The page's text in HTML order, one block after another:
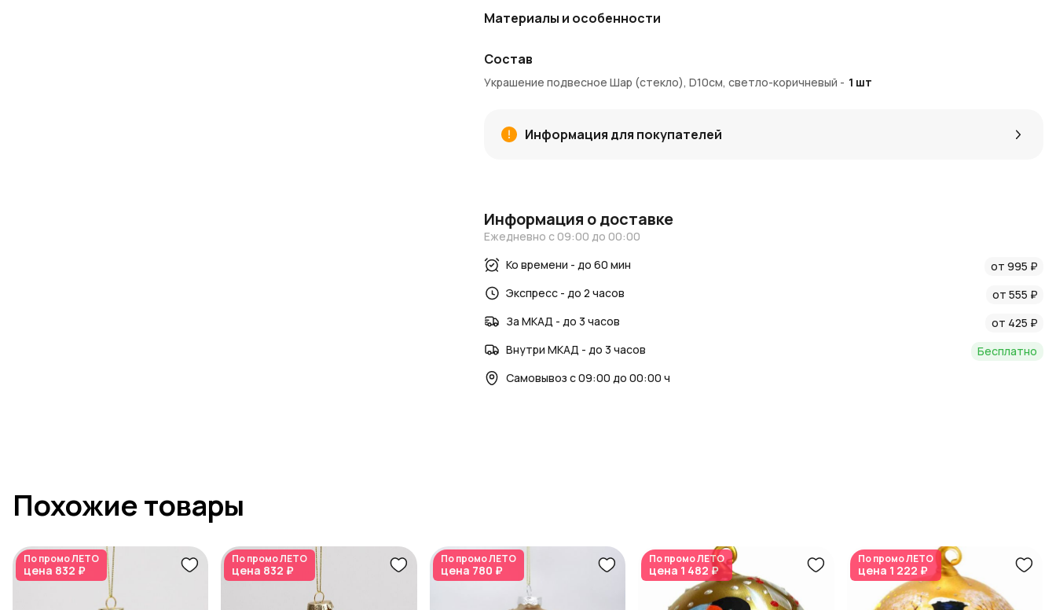
Материалы и особенности
Декор:
светло-коричневый с золотым акцентом.
Размер: диаметр 10 см.
Уникальный дизайн с природными мотивами.
Прекрасное дополнение к рождественскому декору: елке, гирляндам или праздничным композициям.
Подходит для индивидуального использования или в сочетании с другими украшениями.
Упаковка
Шар поставляется в надежной упаковке, защищающей его от повреждений при транспортировке и
хранении.
Артикул: 982304306
Состав
Украшение подвесное Шар (стекло), D10см, светло-коричневый - 1 шт
Информация для покупателей
Информация о доставке
Ежедневно с 09:00 до 00:00
Ко времени - до 60 мин
от 995 ₽
Экспресс - до 2 часов
от 555 ₽
За МКАД - до 3 часов
от 425 ₽
Внутри МКАД - до 3 часов
Бесплатно
Самовывоз с 09:00 до 00:00 ч
Похожие товары
По промоЛЕТО
цена 832 ₽
По промоЛЕТО
цена 832 ₽
По промоЛЕТО
цена 780 ₽
По промоЛЕТО
цена 1 482 ₽
По промоЛЕТО
цена 1 222 ₽